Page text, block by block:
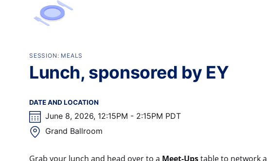
SESSION: MEALS
Lunch, sponsored by EY
DATE AND LOCATION
June 8, 2026, 12:15PM - 2:15PM PDT
Grand Ballroom
Grab your lunch and head over to a Meet-Upstable to network